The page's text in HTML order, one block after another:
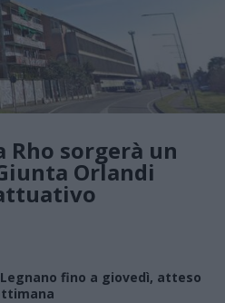
Rho sorgerà un
Orlandi
fino a giovedì, atteso